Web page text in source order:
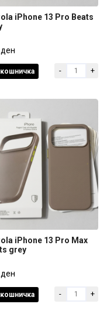
ден
iPhone 13 Pro Beats
- +
grey
ден
iPhone 13 Pro Max
grey
- +